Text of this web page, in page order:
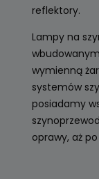
reflektory.
Lampy na
wbudowanym
wymienną
systemów
posiadamy
oprawy, aż